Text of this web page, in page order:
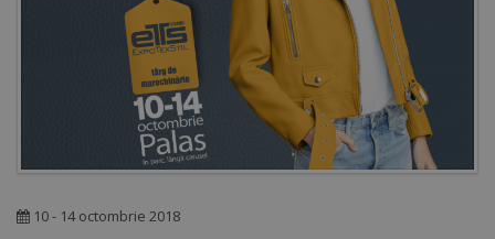
10 - 14 octombrie 2018